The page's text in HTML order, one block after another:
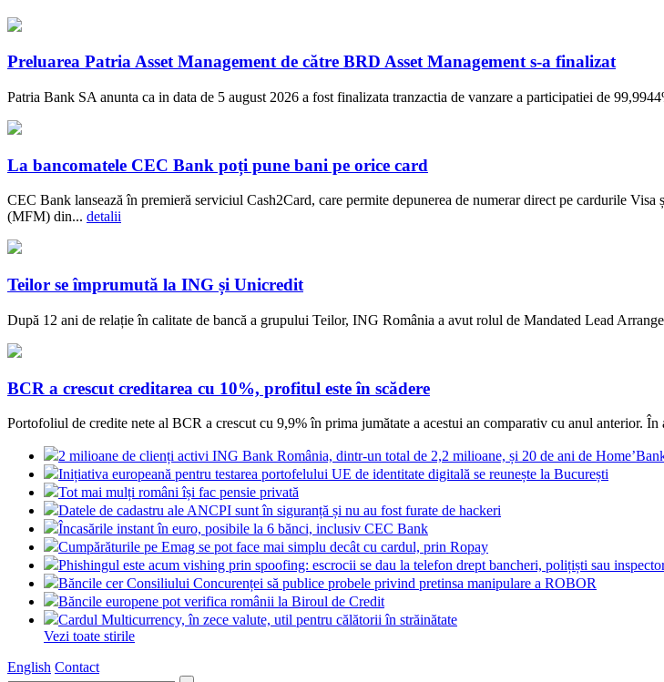
Preluarea Patria Asset Management de către BRD Asset Management s-a finalizat
Patria Bank SA anunta ca in data de 5 august 2026 a fost finalizata tranzactia de vanzare a participatiei de
La bancomatele CEC Bank poți pune bani pe orice card
CEC Bank lansează în premieră serviciul Cash2Card, care permite depunerea de numerar direct pe cardurile
(MFM) din... detalii
Teilor se împrumută la ING și Unicredit
După 12 ani de relație în calitate de bancă a grupului Teilor, ING România a avut rolul de Mandated Lead
BCR a crescut creditarea cu 10%, profitul este în scădere
Portofoliul de credite nete al BCR a crescut cu 9,9% în prima jumătate a acestui an comparativ cu anul anterior.
2 milioane de clienți activi ING Bank România, dintr-un total de 2,2 milioane, și 20 de ani de
Inițiativa europeană pentru testarea portofelului UE de identitate digitală se reunește la București
Tot mai mulți români își fac pensie privată
Datele de cadastru ale ANCPI sunt în siguranță și nu au fost furate de hackeri
Încasările instant în euro, posibile la 6 bănci, inclusiv CEC Bank
Cumpărăturile pe Emag se pot face mai simplu decât cu cardul, prin Ropay
Phishingul este acum vishing prin spoofing: escrocii se dau la telefon drept bancheri, polițiști sau
Băncile cer Consiliului Concurenței să publice probele privind pretinsa manipulare a ROBOR
Băncile europene pot verifica românii la Biroul de Credit
Cardul Multicurrency, în zece valute, util pentru călătorii în străinătate
Vezi toate stirile
English Contact